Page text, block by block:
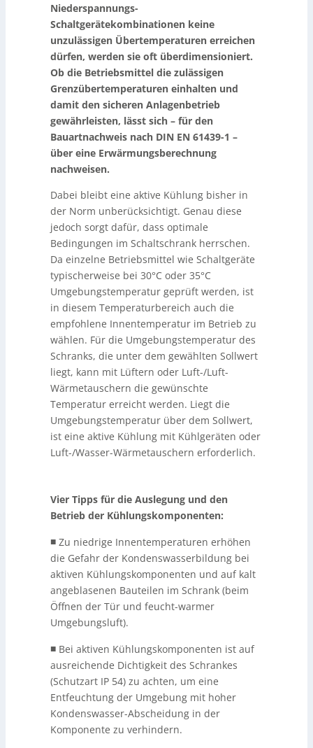
Niederspannungs-
Schaltgerätekombinationen keine
unzulässigen Übertemperaturen erreichen
dürfen, werden sie oft überdimensioniert.
Ob die Betriebsmittel die zulässigen
Grenzübertemperaturen einhalten und
damit den sicheren Anlagenbetrieb
gewährleisten, lässt sich – für den
Bauartnachweis nach DIN EN 61439-1 –
über eine Erwärmungsberechnung
nachweisen.
Dabei bleibt eine aktive Kühlung bisher in
der Norm unberücksichtigt. Genau diese
jedoch sorgt dafür, dass optimale
Bedingungen im Schaltschrank herrschen.
Da einzelne Betriebsmittel wie Schaltgeräte
typischerweise bei 30°C oder 35°C
Umgebungstemperatur geprüft werden, ist
in diesem Temperaturbereich auch die
empfohlene Innentemperatur im Betrieb zu
wählen. Für die Umgebungstemperatur des
Schranks, die unter dem gewählten Sollwert
liegt, kann mit Lüftern oder Luft-/Luft-
Wärmetauschern die gewünschte
Temperatur erreicht werden. Liegt die
Umgebungstemperatur über dem Sollwert,
ist eine aktive Kühlung mit Kühlgeräten oder
Luft-/Wasser-Wärmetauschern erforderlich.
Vier Tipps für die Auslegung und den
Betrieb der Kühlungskomponenten:
■ Zu niedrige Innentemperaturen erhöhen
die Gefahr der Kondenswasserbildung bei
aktiven Kühlungskomponenten und auf kalt
angeblasenen Bauteilen im Schrank (beim
Öffnen der Tür und feucht-warmer
Umgebungsluft).
■ Bei aktiven Kühlungskomponenten ist auf
ausreichende Dichtigkeit des Schrankes
(Schutzart IP 54) zu achten, um eine
Entfeuchtung der Umgebung mit hoher
Kondenswasser-Abscheidung in der
Komponente zu verhindern.